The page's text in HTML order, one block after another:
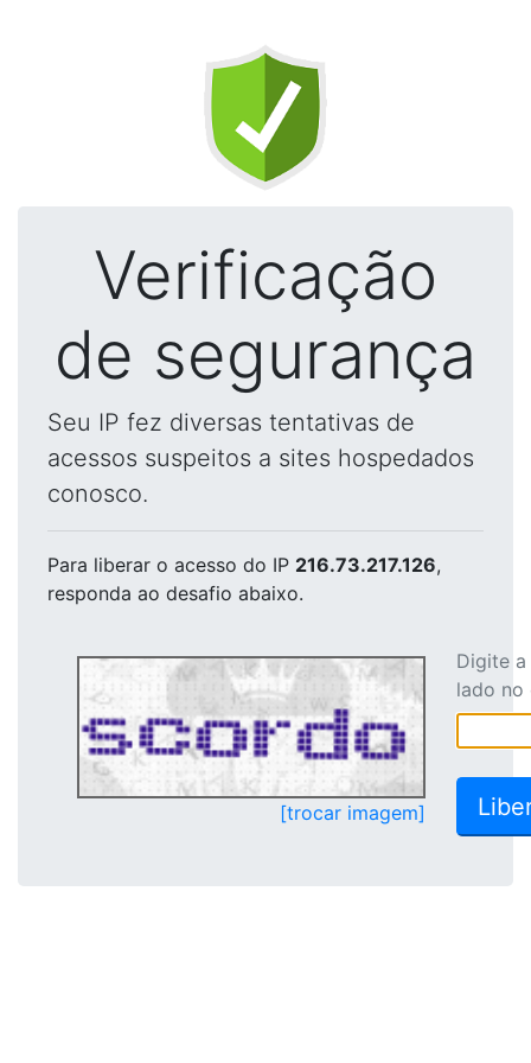
Verificação
de segurança
Seu IP fez diversas tentativas de
acessos suspeitos a sites hospedados
conosco.
Para liberar o acesso do IP 216.73.217.126,
responda ao desafio abaixo.
[trocar imagem]
Digite
lado no